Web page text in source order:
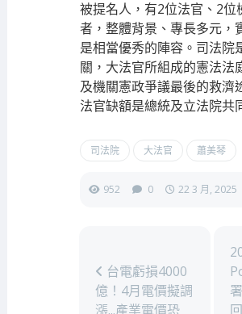
被提名人，有2位法官、2位
者，整體背景、專長多元，
是相當優秀的陣容。司法院
關，大法官所組成的憲法法
及機關憲政爭議最後的救濟
法官缺額是總統及立法院共
司法院 大法官 蕭美琴
952 0 22 3 月, 2025
台電虧損4000
億！4月電價擬調
漲...產業電價恐